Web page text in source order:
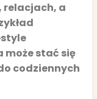
relacjach, a
stać się
codziennych